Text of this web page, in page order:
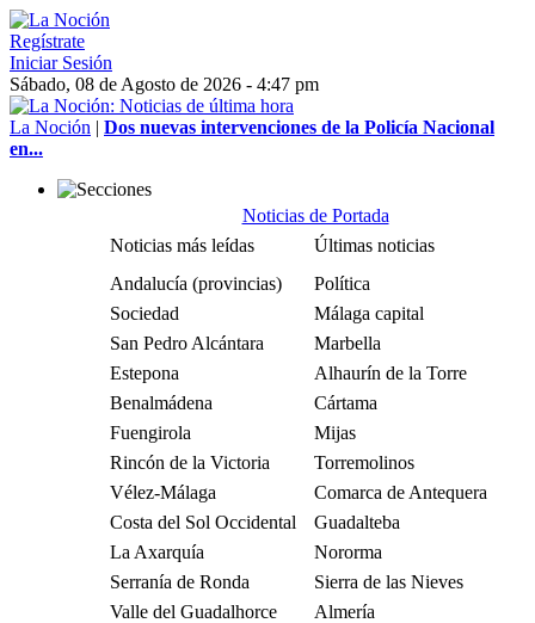
Regístrate
Iniciar Sesión
Sábado, 08 de Agosto de 2026 - 4:47 pm
La Noción | Dos nuevas intervenciones de la Policía Nacional
en...
Noticias de Portada
Noticias más leídas
Últimas noticias
Andalucía (provincias)
Política
Sociedad
Málaga capital
San Pedro Alcántara
Marbella
Estepona
Alhaurín de la Torre
Benalmádena
Cártama
Fuengirola
Mijas
Rincón de la Victoria
Torremolinos
Vélez-Málaga
Comarca de Antequera
Costa del Sol Occidental
Guadalteba
La Axarquía
Nororma
Serranía de Ronda
Sierra de las Nieves
Valle del Guadalhorce
Almería